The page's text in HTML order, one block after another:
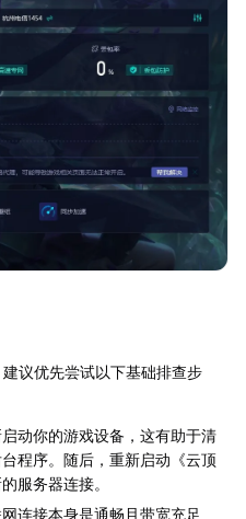
议优先尝试以下基础排查步
启动你的游戏设备，这有助于清
程序。随后，重新启动《云顶
服务器连接。
网连接本身是通畅且带宽充足